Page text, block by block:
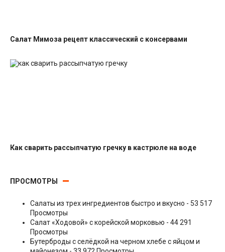
Салат Мимоза рецепт классический с консервами
Как сварить рассыпчатую гречку в кастрюле на воде
ПРОСМОТРЫ
Салаты из трех ингредиентов быстро и вкусно - 53 517
Просмотры
Салат «Ходовой» с корейской морковью - 44 291
Просмотры
Бутерброды с селёдкой на черном хлебе с яйцом и